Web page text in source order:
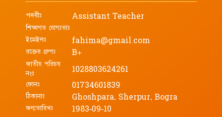
পদবীঃ
Assistant Teacher
শিক্ষাগত যোগ্যতাঃ
ইমেইলঃ
fahima@gmail.com
রক্তের গ্রুপঃ
B+
জাতীয় পরিচয়
নংঃ
1028803624261
ফোনঃ
01734601839
ঠিকানাঃ
Ghoshpara, Sherpur, Bogra
জন্মতারিখঃ
1983-09-10